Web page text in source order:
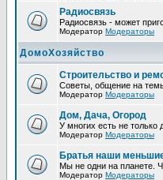
Радиосвязь
Радиосвязь - может
Модератор Модераторы
ДомоХозяйство
Строительство и
Советы, общение на
Модератор Модераторы
Дом, Дача, Огород
У многих есть не только
Модератор Модераторы
Братья наши
Мы не одни на планете.
Модератор Модераторы